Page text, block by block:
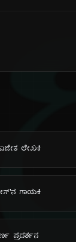
ಲೇಖಕಿ
ಗಾಯಕಿ
ಪ್ರದರ್ಶನ